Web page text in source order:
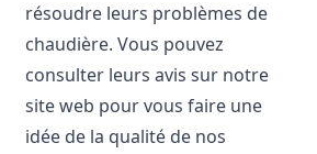
résoudre leurs problèmes de
chaudière. Vous pouvez
consulter leurs avis sur notre
site web pour vous faire une
idée de la qualité de nos